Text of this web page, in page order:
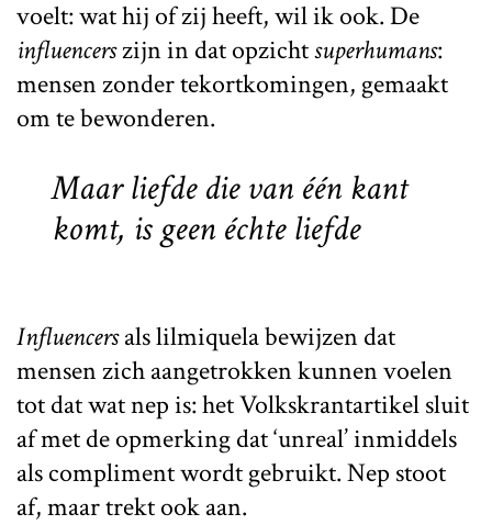
voelt: wat hij of zij heeft, wil ik ook. De
influencerszijn in dat opzichtsuperhumans:
mensen zonder tekortkomingen, gemaakt
om te bewonderen.
Maar liefde die van één kant
komt, is geen échte liefde
Influencersals lilmiquela bewijzen dat
mensen zich aangetrokken kunnen voelen
tot dat wat nep is: het Volkskrantartikel sluit
af met de opmerking dat ‘unreal’ inmiddels
als compliment wordt gebruikt. Nep stoot
af, maar trekt ook aan.